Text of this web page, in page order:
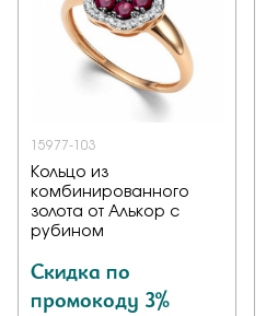
15977-103
Кольцо из
комбинированного
золота от Алькор с
рубином
Скидка по
промокоду 3%